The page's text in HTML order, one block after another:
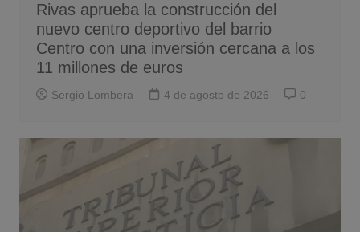
Rivas aprueba la construcción del
nuevo centro deportivo del barrio
Centro con una inversión cercana a los
11 millones de euros
Sergio Lombera 4 de agosto de 2026 0